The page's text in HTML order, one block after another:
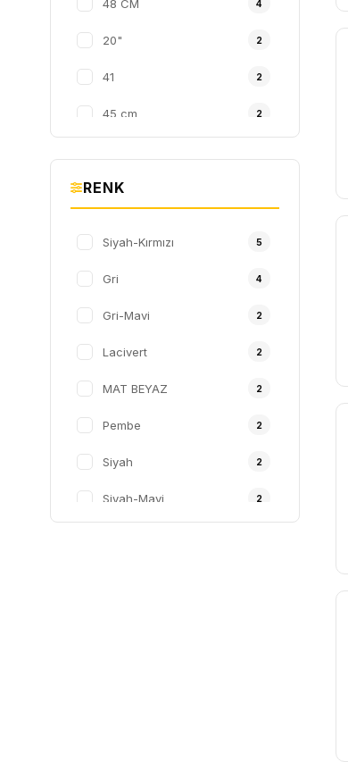
48 CM 4
20" 2
41 2
45 cm 2
48
RENK
Siyah-Kırmızı 5
Gri 4
Gri-Mavi 2
Lacivert 2
MAT BEYAZ 2
Pembe 2
Siyah 2
Siyah-Mavi 2